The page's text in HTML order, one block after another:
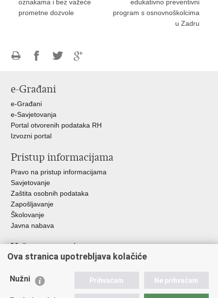
oznakama i bez važeće
prometne dozvole
edukativno preventivni
program s osnovnoškolcima
u Zadru
FacebookuTwitteru
e-Građani
e-Građani
e-Savjetovanja
Portal otvorenih podataka RH
Izvozni portal
Pristup informacijama
Pravo na pristup informacijama
Savjetovanje
Zaštita osobnih podataka
Zapošljavanje
Školovanje
Javna nabava
Važne poveznice
Ministarstvo unutarnjih poslova
Udruge
Ova stranica upotrebljava kolačiće
Nužni Prihvaćam Ne prihvaćam